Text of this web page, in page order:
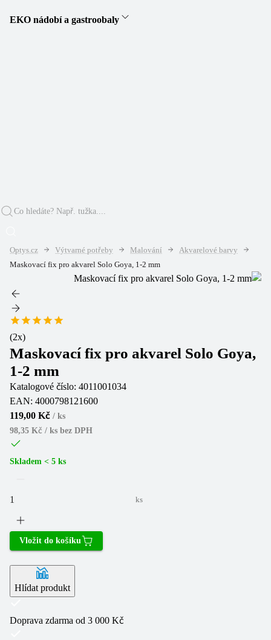
EKO nádobí a gastroobaly
Optys.cz Výtvarné potřeby Malování
Akvarelové barvy
Maskovací fix pro akvarel Solo Goya, 1-2 mm
(2x)
Maskovací fix pro akvarel Solo Goya,
1-2 mm
Katalogové číslo: 4011001034
EAN: 4000798121600
119,00 Kč / ks
98,35 Kč / ks bez DPH
Skladem < 5 ks
ks
Vložit do košíku
Hlídat produkt
Doprava zdarma od 3 000 Kč